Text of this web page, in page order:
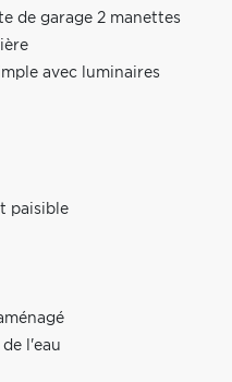
de garage 2 manettes
avec luminaires
paisible
l'eau